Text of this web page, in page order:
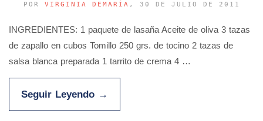
POR VIRGINIA DEMARÍA , 30 DE JULIO DE 2011
INGREDIENTES: 1 paquete de lasaña Aceite de oliva 3 tazas
de zapallo en cubos Tomillo 250 grs. de tocino 2 tazas de
salsa blanca preparada 1 tarrito de crema 4 …
Seguir Leyendo →